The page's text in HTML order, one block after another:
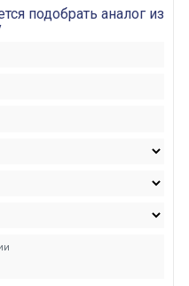
подобрать аналог из